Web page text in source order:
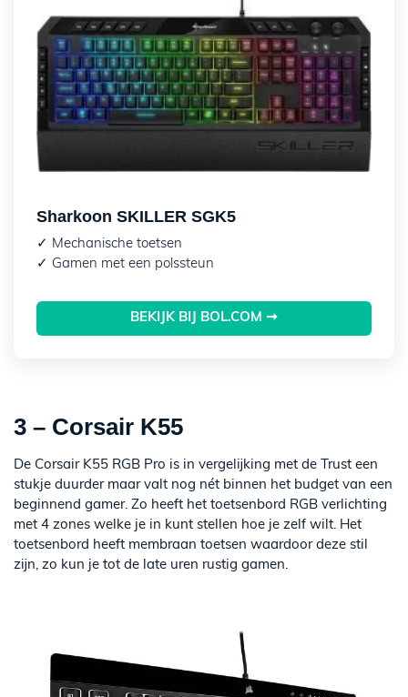
Sharkoon SKILLER SGK5
✓ Mechanische toetsen
✓ Gamen met een polssteun
BEKIJK BIJ BOL.COM ➞
3 – Corsair K55
De Corsair K55 RGB Pro is in vergelijking met de Trust een
stukje duurder maar valt nog nét binnen het budget van een
beginnend gamer. Zo heeft het toetsenbord RGB verlichting
met 4 zones welke je in kunt stellen hoe je zelf wilt. Het
toetsenbord heeft membraan toetsen waardoor deze stil
zijn, zo kun je tot de late uren rustig gamen.